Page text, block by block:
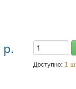
р.
Доступно: 1